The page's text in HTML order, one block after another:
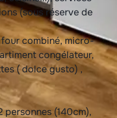
(sous réserve de
combiné, micro-
congélateur,
( dolce gusto) ,
personnes (140cm),